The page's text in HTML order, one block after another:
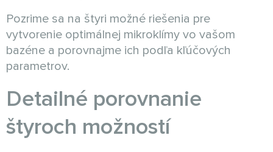
Pozrime sa na štyri možné riešenia pre
vytvorenie optimálnej mikroklímy vo vašom
bazéne a porovnajme ich podľa kľúčových
parametrov.
Detailné porovnanie
štyroch možností